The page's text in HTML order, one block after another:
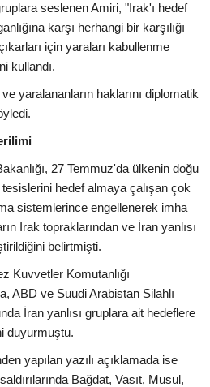
seslenen Amiri, "Irak'ı hedef
karşı herhangi bir karşılığı
için yaraları kabullenme
kullandı.
yaralananların haklarını diplomatik
27 Temmuz'da ülkenin doğu
hedef almaya çalışan çok
sistemlerince engellenerek imha
Irak topraklarından ve İran yanlısı
belirtmişti.
Kuvvetler Komutanlığı
ABD ve Suudi Arabistan Silahlı
İran yanlısı gruplara ait hedeflere
duyurmuştu.
yapılan yazılı açıklamada ise
Bağdat, Vasıt, Musul,